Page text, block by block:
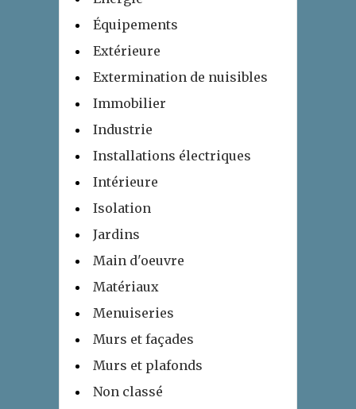
Équipements
Extérieure
Extermination de nuisibles
Immobilier
Industrie
Installations électriques
Intérieure
Isolation
Jardins
Main d'oeuvre
Matériaux
Menuiseries
Murs et façades
Murs et plafonds
Non classé